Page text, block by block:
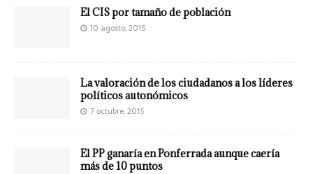
El CIS por tamaño de población
10 agosto, 2015
La valoración de los ciudadanos a los líderes
políticos autonómicos
7 octubre, 2015
El PP ganaría en Ponferrada aunque caería
más de 10 puntos